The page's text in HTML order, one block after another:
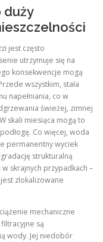
duży
jest często
utrzymuje się na
konsekwencje mogą
wszystkim, stała
napełniania, co w
świeżej, zimnej
skali miesiąca mogą to
Co więcej, woda
permanentny wyciek
strukturalną
skrajnych przypadkach –
zlokalizowane
mechaniczne
są
wody. Jej niedobór